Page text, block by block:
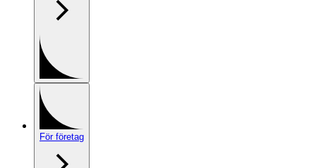
För företag